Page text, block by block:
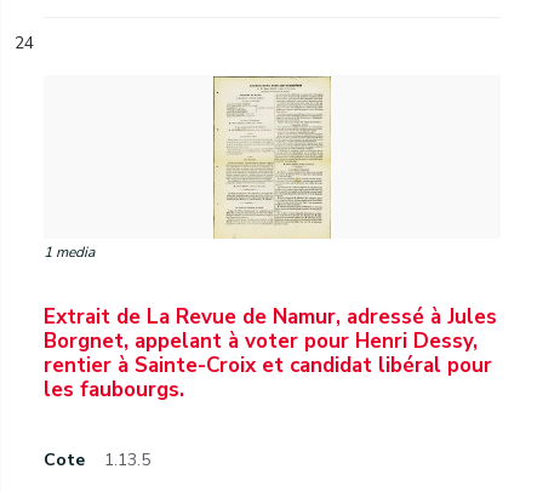
24
1 media
Extrait de La Revue de Namur, adressé à Jules
Borgnet, appelant à voter pour Henri Dessy,
rentier à Sainte-Croix et candidat libéral pour
les faubourgs.
Cote 1.13.5